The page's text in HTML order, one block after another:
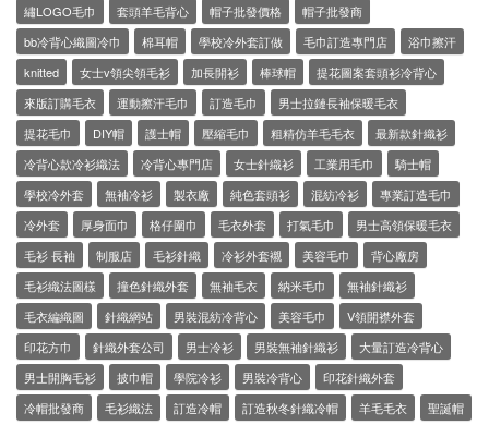
繡LOGO毛巾
套頭羊毛背心 帽子批發價格
帽子批發商
bb冷背心織圖冷巾
棉耳帽 學校冷外套訂做 毛巾訂造專門店
浴巾擦汗
knitted
女士v領尖領毛衫 加長開衫 棒球帽
提花圖案套頭衫冷背心
來版訂購毛衣
運動擦汗毛巾 訂造毛巾
男士拉鏈長袖保暖毛衣
提花毛巾
DIY帽 護士帽 壓縮毛巾 粗精仿羊毛毛衣
最新款針織衫
冷背心款冷衫織法
冷背心專門店 女士針織衫 工業用毛巾
騎士帽
學校冷外套
無袖冷衫 製衣廠 純色套頭衫 混紡冷衫
專業訂造毛巾
冷外套
厚身面巾 格仔圍巾 毛衣外套 打氣毛巾
男士高領保暖毛衣
毛衫 長袖
制服店 毛衫針織 冷衫外套襯 美容毛巾
背心廠房
毛衫織法圖樣
撞色針織外套 無袖毛衣 納米毛巾
無袖針織衫
毛衣編織圖
針織網站 男裝混紡冷背心 美容毛巾
V領開襟外套
印花方巾
針織外套公司 男士冷衫 男裝無袖針織衫
大量訂造冷背心
男士開胸毛衫
披巾帽 學院冷衫 男裝冷背心
印花針織外套
冷帽批發商
毛衫織法 訂造冷帽 訂造秋冬針織冷帽 羊毛毛衣
聖誕帽